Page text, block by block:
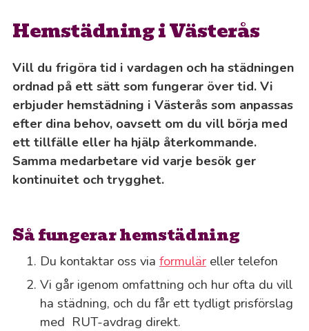
Hemstädning i Västerås
Vill du frigöra tid i vardagen och ha städningen
ordnad på ett sätt som fungerar över tid. Vi
erbjuder hemstädning i Västerås som anpassas
efter dina behov, oavsett om du vill börja med
ett tillfälle eller ha hjälp återkommande.
Samma medarbetare vid varje besök ger
kontinuitet och trygghet.
Så fungerar hemstädning
Du kontaktar oss via formuläreller telefon
Vi går igenom omfattning och hur ofta du vill
ha städning, och du får ett tydligt prisförslag
med RUT-avdrag direkt.